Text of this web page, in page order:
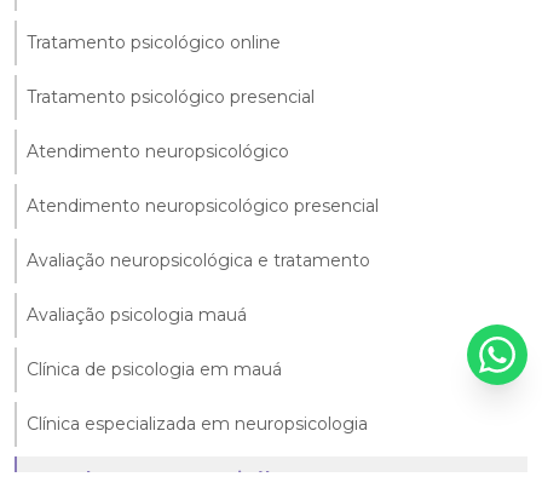
Tratamento psicológico online
Tratamento psicológico presencial
Atendimento neuropsicológico
Atendimento neuropsicológico presencial
Avaliação neuropsicológica e tratamento
Avaliação psicologia mauá
Clínica de psicologia em mauá
Clínica especializada em neuropsicologia
Consulta com neuropsicólogo